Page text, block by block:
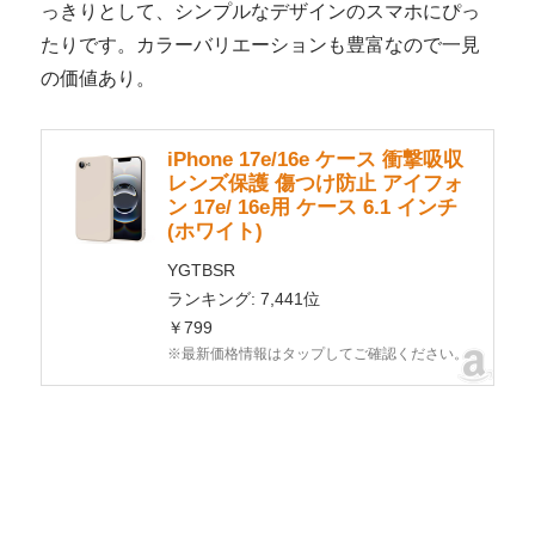
っきりとして、シンプルなデザインのスマホにぴっ
たりです。カラーバリエーションも豊富なので一見
の価値あり。
iPhone 17e/16e ケース 衝撃吸収
レンズ保護 傷つけ防止 アイフォ
ン 17e/ 16e用 ケース 6.1 インチ
(ホワイト)
YGTBSR
ランキング: 7,441位
￥799
※最新価格情報はタップしてご確認ください。